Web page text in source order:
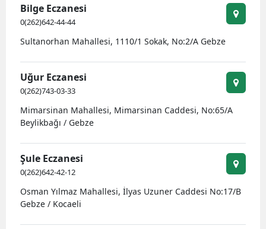
Bilge Eczanesi
0(262)642-44-44
Sultanorhan Mahallesi, 1110/1 Sokak, No:2/A Gebze
Uğur Eczanesi
0(262)743-03-33
Mimarsinan Mahallesi, Mimarsinan Caddesi, No:65/A
Beylikbağı / Gebze
Şule Eczanesi
0(262)642-42-12
Osman Yılmaz Mahallesi, İlyas Uzuner Caddesi No:17/B
Gebze / Kocaeli